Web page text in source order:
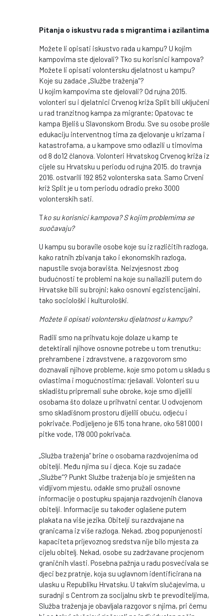
Pitanja o iskustvu rada s migrantima i azilantima
Možete li opisati iskustvo rada u kampu? U kojim
kampovima ste djelovali? Tko su korisnici kampova?
Možete li opisati volontersku djelatnost u kampu?
Koje su zadaće „Službe traženja“?
U kojim kampovima ste djelovali? Od rujna 2015.
volonteri su i djelatnici Crvenog križa Split bili uključeni
u rad tranzitnog kampa za migrante; Opatovac te
kampa Bjeliš u Slavonskom Brodu. Sve su osobe prošle
edukaciju interventnog tima za djelovanje u krizama i
katastrofama, a u kampove smo odlazili u timovima
od 8 do12 članova. Volonteri Hrvatskog Crvenog križa iz
cijele su Hrvatsku u periodu od rujna 2015. do travnja
2016. ostvarili 192 852 volonterska sata. Samo Crveni
križ Split je u tom periodu odradio preko 3000
volonterskih sati.
Tko su korisnici kampova? S kojim problemima se
suočavaju?
U kampu su boravile osobe koje su iz različitih razloga,
kako ratnih zbivanja tako i ekonomskih razloga,
napustile svoja boravišta. Neizvjesnost zbog
budućnosti te problemi na koje su nailazili putem do
Hrvatske bili su brojni; kako osnovni egzistencijalni,
tako sociološki i kulturološki.
Možete li opisati volontersku djelatnost u kampu?
Radili smo na prihvatu koje dolaze u kamp te
detektirali njihove osnovne potrebe u tom trenutku:
prehrambene i zdravstvene, a razgovorom smo
doznavali njihove probleme, koje smo potom u skladu s
ovlastima i mogućnostima; rješavali. Volonteri su u
skladištu pripremali suhe obroke, koje smo dijelili
osobama što dolaze u prihvatni centar. U odvojenom
smo skladišnom prostoru dijelili obuću, odjeću i
pokrivače. Podijeljeno je 615 tona hrane, oko 581 000 l
pitke vode, 178 000 pokrivača.
„Služba traženja“ brine o osobama razdvojenima od
obitelji. Među njima su i djeca. Koje su zadaće
„Službe“? Punkt Službe traženja bio je smješten na
vidljivom mjestu, odakle smo pružali osnovne
informacije o postupku spajanja razdvojenih članova
obitelji. Informacije su također oglašene putem
plakata na više jezika. Obitelji su razdvajane na
granicama iz više razloga. Nekad, zbog popunjenosti
kapaciteta prijevoznog sredstva nije bilo mjesta za
cijelu obitelj. Nekad, osobe su zadržavane procjenom
graničnih vlasti. Posebna pažnja u radu posvećivala se
djeci bez pratnje, koja su uglavnom identificirana na
ulasku u Republiku Hrvatsku. U takvim slučajevima, u
suradnji s Centrom za socijalnu skrb te prevoditeljima,
Služba traženja je obavljala razgovor s njima, pri čemu